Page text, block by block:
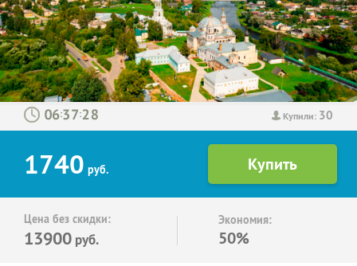
Купили: 30
: :
1740 руб.
Цена без скидки:
13900 руб.
Экономия:
50%